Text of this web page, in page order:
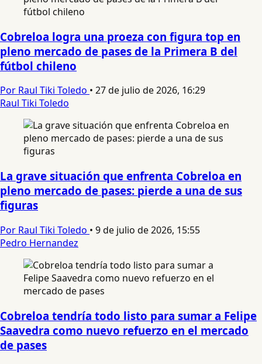
Cobreloa logra una proeza con figura top en
pleno mercado de pases de la Primera B del
fútbol chileno
Por Raul Tiki Toledo • 27 de julio de 2026, 16:29
Raul Tiki Toledo
La grave situación que enfrenta Cobreloa en
pleno mercado de pases: pierde a una de sus
figuras
Por Raul Tiki Toledo • 9 de julio de 2026, 15:55
Pedro Hernandez
Cobreloa tendría todo listo para sumar a Felipe
Saavedra como nuevo refuerzo en el mercado
de pases